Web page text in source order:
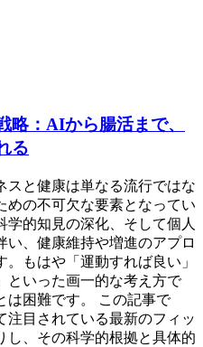
略：AIから腸活まで、
る
スと健康は単なる流行ではな
めの不可欠な要素となってい
学的知見の深化、そして個人
、健康維持や増進のアプロ
もはや「運動すれば良い」
といった画一的な考え方で
は困難です。 この記事で
注目されている最新のフィッ
し、その科学的根拠と具体的